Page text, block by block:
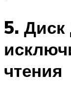
5. Диск
чтения